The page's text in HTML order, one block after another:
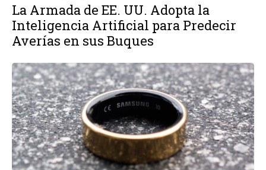
La Armada de EE. UU. Adopta la
Inteligencia Artificial para Predecir
Averías en sus Buques